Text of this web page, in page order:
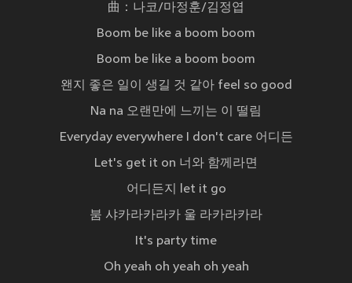
曲：나코/마정훈/김정엽
Boom be like a boom boom
Boom be like a boom boom
왠지 좋은 일이 생길 것 같아 feel so good
Na na 오랜만에 느끼는 이 떨림
Everyday everywhere I don't care 어디든
Let's get it on 너와 함께라면
어디든지 let it go
붐 샤카라카라카 울 라카라카라
It's party time
Oh yeah oh yeah oh yeah